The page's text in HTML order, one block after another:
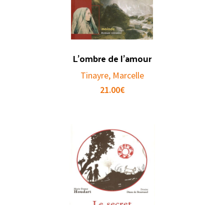
L’ombre de l’amour
Tinayre, Marcelle
21.00€